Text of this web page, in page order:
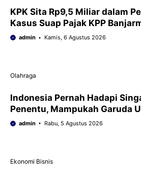
KPK Sita Rp9,5 Miliar dalam
Kasus Suap Pajak KPP
admin Kamis, 6 Agustus 2026
Olahraga
Indonesia Pernah Hadapi
Penentu, Mampukah Garuda
admin Rabu, 5 Agustus 2026
Ekonomi Bisnis